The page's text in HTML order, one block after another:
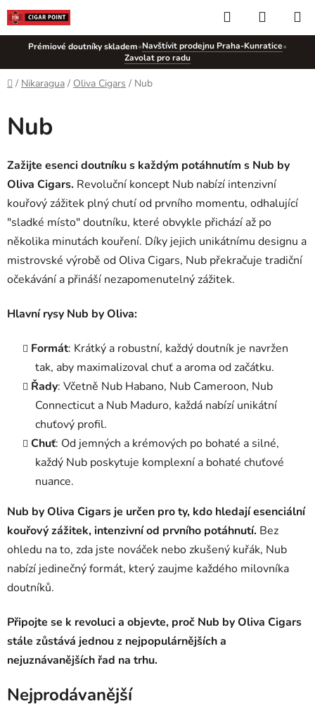
Přejít
na
obsah
Prémiové doutníky skladem•Navštívit prodejnu Praha-Kunratice•
Zavolat pro radu
Hledat
KOŠÍK
Domů
/ Nikaragua / Oliva Cigars / Nub
Nub
Zažijte esenci doutníku s každým potáhnutím s Nub by
Oliva Cigars. Revoluční koncept Nub nabízí intenzivní
kouřový zážitek plný chutí od prvního momentu, odhalující
"sladké místo" doutníku, které obvykle přichází až po
několika minutách kouření. Díky jejich unikátnímu designu a
mistrovské výrobě od Oliva Cigars, Nub překračuje tradiční
očekávání a přináší nezapomenutelný zážitek.
Hlavní rysy Nub by Oliva:
Formát: Krátký a robustní, každý doutník je navržen
tak, aby maximalizoval chuť a aroma od začátku.
Řady: Včetně Nub Habano, Nub Cameroon, Nub
Connecticut a Nub Maduro, každá nabízí unikátní
chuťový profil.
Chuť: Od jemných a krémových po bohaté a silné,
každý Nub poskytuje komplexní a bohaté chuťové
nuance.
Nub by Oliva Cigars je určen pro ty, kdo hledají esenciální
kouřový zážitek, intenzivní od prvního potáhnutí. Bez
ohledu na to, zda jste nováček nebo zkušený kuřák, Nub
nabízí jedinečný formát, který zaujme každého milovníka
doutníků.
Připojte se k revoluci a objevte, proč Nub by Oliva Cigars
stále zůstává jednou z nejpopulárnějších a
nejuznávanějších řad na trhu.
Nejprodávanější